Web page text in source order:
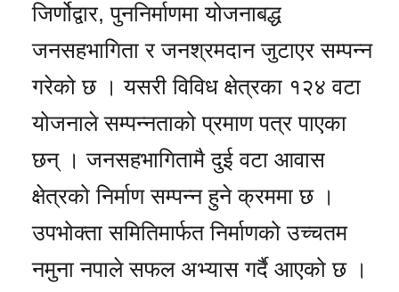
जिर्णोद्वार, पुननिर्माणमा योजनाबद्ध
जनसहभागिता र जनश्रमदान जुटाएर सम्पन्न
गरेको छ । यसरी विविध क्षेत्रका १२४ वटा
योजनाले सम्पन्नताको प्रमाण पत्र पाएका
छन् । जनसहभागितामै दुई वटा आवास
क्षेत्रको निर्माण सम्पन्न हुने क्रममा छ ।
उपभोक्ता समितिमार्फत निर्माणको उच्चतम
नमुना नपाले सफल अभ्यास गर्दै आएको छ ।